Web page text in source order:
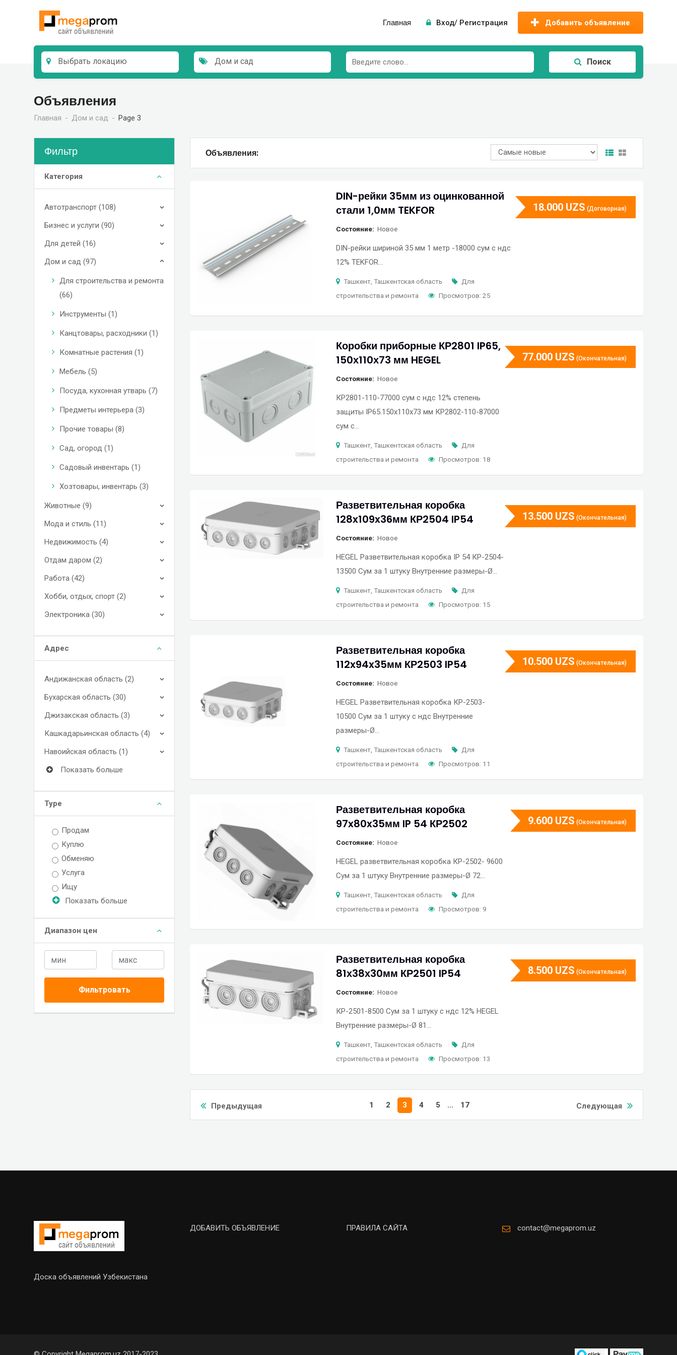
Добавить объявление
Вход/ Регистрация
Главная
Выбрать локацию Дом и сад Поиск
Объявления
Главная Дом и сад Page 3
Фильтр
Категория
Автотранспорт (108)
Бизнес и услуги (90)
Для детей (16)
Дом и сад (97)
Для строительства и ремонта
(66)
Инструменты (1)
Канцтовары, расходники (1)
Комнатные растения (1)
Мебель (5)
Посуда, кухонная утварь (7)
Предметы интерьера (3)
Прочие товары (8)
Сад, огород (1)
Садовый инвентарь (1)
Хозтовары, инвентарь (3)
Животные (9)
Мода и стиль (11)
Недвижимость (4)
Отдам даром (2)
Работа (42)
Хобби, отдых, спорт (2)
Электроника (30)
Адрес
Андижанская область (2)
Бухарская область (30)
Джизакская область (3)
Кашкадарьинская область (4)
Навоийская область (1)
Показать больше
Type
Продам
Куплю
Обменяю
Услуга
Ищу
Показать больше
Диапазон цен
Фильтровать
Объявления:
DIN-рейки 35мм из оцинкованной
стали 1,0мм TEKFOR
Состояние Новое
DIN-рейки шириной 35 мм 1 метр -18000 сум с ндс
12% TEKFOR…
Ташкент, Ташкентская область
Для
строительства и ремонта
Просмотров: 25
18.000 UZS (Договорная)
Коробки приборные КР2801 IP65,
150х110х73 мм HEGEL
Состояние Новое
КР2801-110-77000 сум с ндс 12% степень
защиты IP65.150х110х73 мм КР2802-110-87000
сум с…
Ташкент, Ташкентская область
Для
строительства и ремонта
Просмотров: 18
77.000 UZS (Окончательная)
Разветвительная коробка
128x109x36мм КР2504 IP54
Состояние Новое
HEGEL Разветвительная коробка IP 54 КР-2504-
13500 Сум за 1 штуку Внутренние размеры-Ø…
Ташкент, Ташкентская область
Для
строительства и ремонта
Просмотров: 15
13.500 UZS (Окончательная)
Разветвительная коробка
112x94x35мм КР2503 IP54
Состояние Новое
HEGEL Разветвительная коробка КР-2503-
10500 Сум за 1 штуку с ндс Внутренние
размеры-Ø…
Ташкент, Ташкентская область
Для
строительства и ремонта
Просмотров: 11
10.500 UZS (Окончательная)
Разветвительная коробка
97x80x35мм IP 54 КР2502
Состояние Новое
HEGEL разветвительная коробка КР-2502- 9600
Сум за 1 штуку Внутренние размеры-Ø 72…
Ташкент, Ташкентская область
Для
строительства и ремонта
Просмотров: 9
9.600 UZS (Окончательная)
Разветвительная коробка
81х38х30мм КР2501 IP54
Состояние Новое
КР-2501-8500 Сум за 1 штуку с ндс 12% HEGEL
Внутренние размеры-Ø 81…
Ташкент, Ташкентская область
Для
строительства и ремонта
Просмотров: 13
8.500 UZS (Окончательная)
Предыдущая 1 2 3 4 5 ... 17 Следующая
Доска объявлений Узбекистана
ДОБАВИТЬ ОБЪЯВЛЕНИЕ ПРАВИЛА САЙТА contact@megaprom.uz